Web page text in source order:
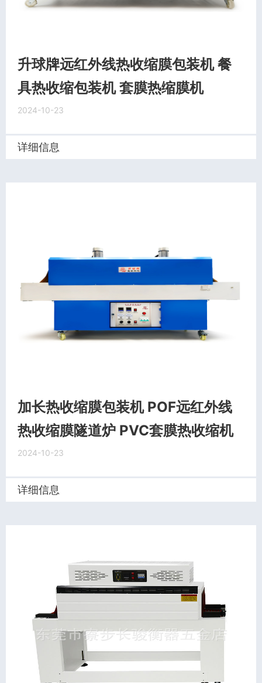
升球牌远红外线热收缩膜包装机 餐
具热收缩包装机 套膜热缩膜机
2024-10-23
详细信息
加长热收缩膜包装机 POF远红外线
热收缩膜隧道炉 PVC套膜热收缩机
2024-10-23
详细信息